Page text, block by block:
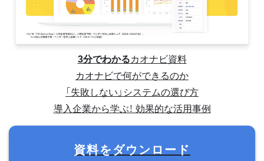
3分でわかるカオナビ資料
カオナビで何ができるのか
「失敗しない」システムの選び方
導入企業から学ぶ！ 効果的な活用事例
資料をダウンロード